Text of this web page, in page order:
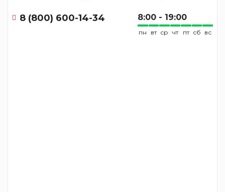
8 (800) 600-14-34 8:00 - 19:00
пн вт ср чт пт сб вс